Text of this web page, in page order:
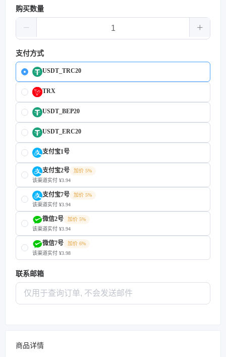
购买数量
支付方式
USDT_TRC20
TRX
USDT_BEP20
USDT_ERC20
支付宝1号
支付宝2号
加价 5%
该渠道实付 ¥3.94
支付宝7号
加价 5%
该渠道实付 ¥3.94
微信2号
加价 5%
该渠道实付 ¥3.94
微信7号
加价 6%
该渠道实付 ¥3.98
联系邮箱
商品详情